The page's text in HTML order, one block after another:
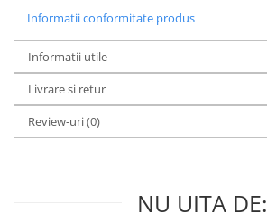
Informatii conformitate produs
Informatii utile
Livrare si retur
Review-uri(0)
NU UITA DE: